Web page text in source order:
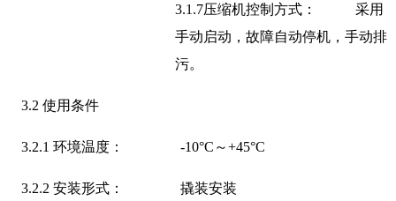
3.1.7压缩机控制方式： 采用
手动启动，故障自动停机，手动排
污。
3.2 使用条件
3.2.1 环境温度： -10°C ～+45°C
3.2.2 安装形式： 撬装安装